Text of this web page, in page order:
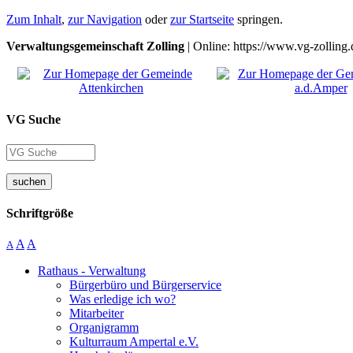
Zum Inhalt, zur Navigation oderzur Startseite springen.
Verwaltungsgemeinschaft Zolling | Online: https://www.vg-
VG Suche
suchen
Schriftgröße
A A A
Rathaus - Verwaltung
Bürgerbüro und Bürgerservice
Was erledige ich wo?
Mitarbeiter
Organigramm
Kulturraum Ampertal e.V.